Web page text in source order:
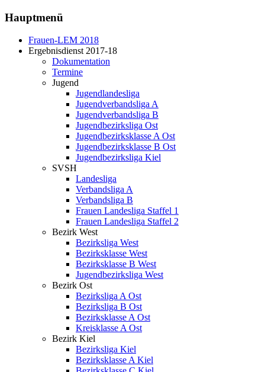
Hauptmenü
Frauen-LEM 2018
Ergebnisdienst 2017-18
Dokumentation
Termine
Jugend
Jugendlandesliga
Jugendverbandsliga A
Jugendverbandsliga B
Jugendbezirksliga Ost
Jugendbezirksklasse A Ost
Jugendbezirksklasse B Ost
Jugendbezirksliga Kiel
SVSH
Landesliga
Verbandsliga A
Verbandsliga B
Frauen Landesliga Staffel 1
Frauen Landesliga Staffel 2
Bezirk West
Bezirksliga West
Bezirksklasse West
Bezirksklasse B West
Jugendbezirksliga West
Bezirk Ost
Bezirksliga A Ost
Bezirksliga B Ost
Bezirksklasse A Ost
Kreisklasse A Ost
Bezirk Kiel
Bezirksliga Kiel
Bezirksklasse A Kiel